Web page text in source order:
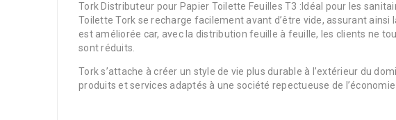
Tork Distributeur pour Papier Toilette Feuilles T3 :Idéal pour les
Toilette Tork se recharge facilement avant d’être vide, assurant
est améliorée car, avec la distribution feuille à feuille, les clients ne
sont réduits.
Tork s’attache à créer un style de vie plus durable à l’extérieur du
produits et services adaptés à une société repectueuse de l’économie